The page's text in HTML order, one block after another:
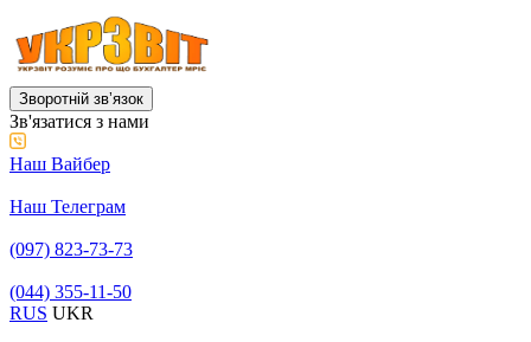
Зворотній звʼязок
Зв'язатися з нами
Наш Вайбер
Наш Телеграм
(097) 823-73-73
(044) 355-11-50
RUS UKR